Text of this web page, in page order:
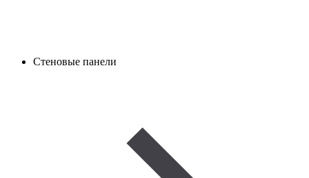
Стеновые панели